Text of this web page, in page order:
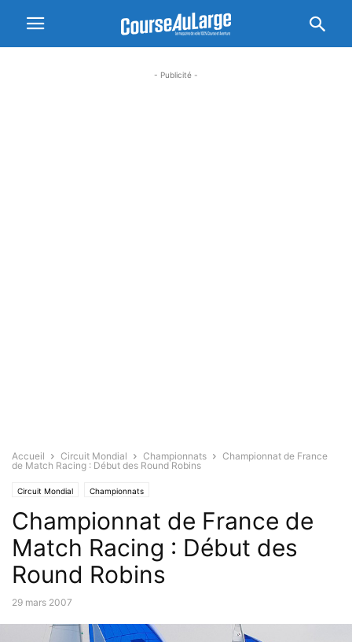
- Publicité -
Accueil Circuit Mondial Championnats
Championnat de France
de Match Racing : Début des Round Robins
Circuit Mondial Championnats
Championnat de France de
Match Racing : Début des
Round Robins
29 mars 2007